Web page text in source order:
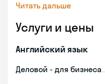
Читать дальше
Услуги и цены
Английский язык
Деловой - для бизнеса